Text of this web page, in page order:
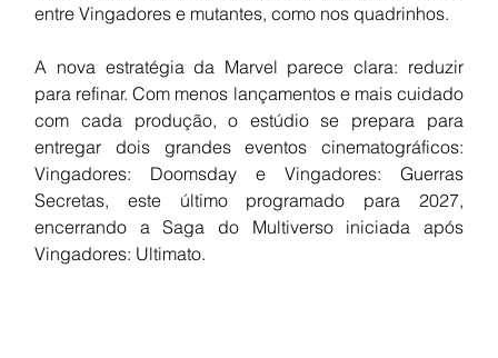
entre Vingadores e mutantes, como nos quadrinhos.
A nova estratégia da Marvel parece clara: reduzir
para refinar. Com menos lançamentos e mais cuidado
com cada produção, o estúdio se prepara para
entregar dois grandes eventos cinematográficos:
Vingadores: Doomsday e Vingadores: Guerras
Secretas, este último programado para 2027,
encerrando a Saga do Multiverso iniciada após
Vingadores: Ultimato.